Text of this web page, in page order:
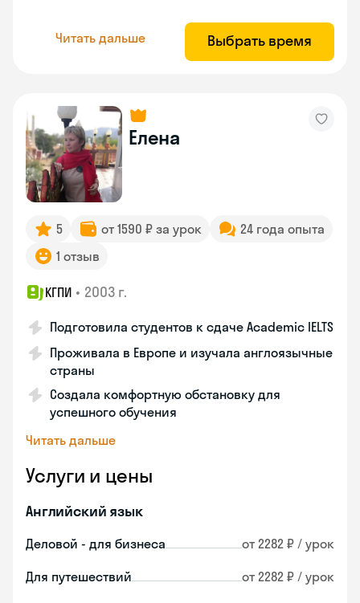
Читать дальше Выбрать время
Елена
5 от 1590 ₽ за урок
24 года опыта
1 отзыв
КГПИ • 2003 г.
Подготовила студентов к сдаче Academic IELTS
Проживала в Европе и изучала англоязычные
страны
Создала комфортную обстановку для
успешного обучения
Читать дальше
Услуги и цены
Английский язык
Деловой - для бизнеса от 2282 ₽ / урок
Для путешествий от 2282 ₽ / урок